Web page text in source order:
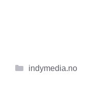
Kategorier
indymedia.no